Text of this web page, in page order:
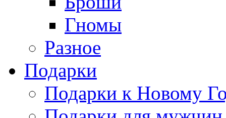
Гномы
Разное
Подарки
Подарки к Новому